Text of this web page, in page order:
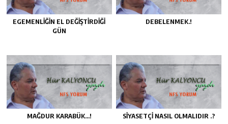
EGEMENLİĞİN EL DEĞİŞTİRDİĞİ
GÜN
DEBELENMEK.!
MAĞDUR KARABÜK…! SİYASETÇİ NASIL OLMALIDIR .?